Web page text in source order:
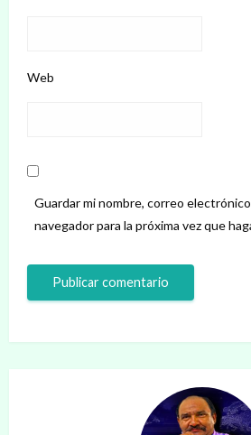
Web
Guardar mi nombre, correo
navegador para la próxima vez que